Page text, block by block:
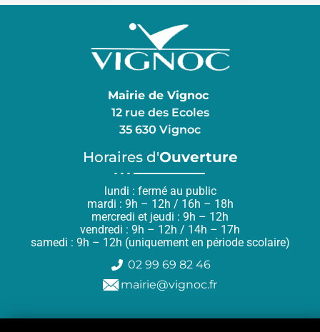
Mairie de Vignoc
12 rue des Ecoles
35 630 Vignoc
Horaires d'Ouverture
lundi : fermé au public
mardi : 9h – 12h / 16h – 18h
mercredi et jeudi : 9h – 12h
vendredi : 9h – 12h / 14h – 17h
samedi : 9h – 12h (uniquement en période scolaire)
02 99 69 82 46
mairie@vignoc.fr